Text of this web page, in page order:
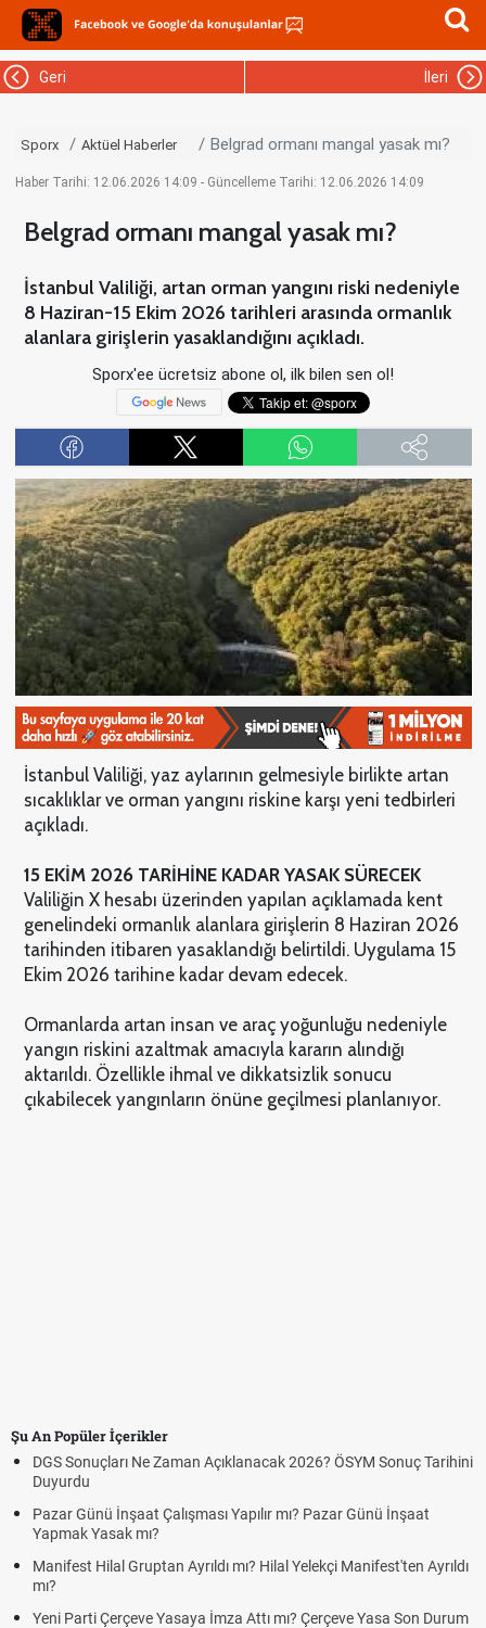
Geri İleri
Sporx Aktüel Haberler Belgrad ormanı mangal yasak mı?
Haber Tarihi: 12.06.2026 14:09 - Güncelleme Tarihi: 12.06.2026 14:09
Belgrad ormanı mangal yasak mı?
İstanbul Valiliği, artan orman yangını riski nedeniyle
8 Haziran-15 Ekim 2026 tarihleri arasında ormanlık
alanlara girişlerin yasaklandığını açıkladı.
Sporx'ee ücretsiz abone ol, ilk bilen sen ol!
İstanbul Valiliği, yaz aylarının gelmesiyle birlikte artan
sıcaklıklar ve orman yangını riskine karşı yeni tedbirleri
açıkladı.
15 EKİM 2026 TARİHİNE KADAR YASAK SÜRECEK
Valiliğin X hesabı üzerinden yapılan açıklamada kent
genelindeki ormanlık alanlara girişlerin 8 Haziran 2026
tarihinden itibaren yasaklandığı belirtildi. Uygulama 15
Ekim 2026 tarihine kadar devam edecek.
Ormanlarda artan insan ve araç yoğunluğu nedeniyle
yangın riskini azaltmak amacıyla kararın alındığı
aktarıldı. Özellikle ihmal ve dikkatsizlik sonucu
çıkabilecek yangınların önüne geçilmesi planlanıyor.
Şu An Popüler İçerikler
DGS Sonuçları Ne Zaman Açıklanacak 2026? ÖSYM Sonuç Tarihini
Duyurdu
Pazar Günü İnşaat Çalışması Yapılır mı? Pazar Günü İnşaat
Yapmak Yasak mı?
Manifest Hilal Gruptan Ayrıldı mı? Hilal Yelekçi Manifest'ten Ayrıldı
mı?
Yeni Parti Çerçeve Yasaya İmza Attı mı? Çerçeve Yasa Son Durum